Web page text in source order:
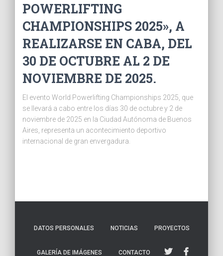
POWERLIFTING
CHAMPIONSHIPS 2025», A
REALIZARSE EN CABA, DEL
30 DE OCTUBRE AL 2 DE
NOVIEMBRE DE 2025.
El evento World Powerlifting Championships 2025, que
se llevará a cabo entre los días 30 de octubre y 2 de
noviembre de 2025 en la Ciudad Autónoma de Buenos
Aires, representa un acontecimiento deportivo
internacional de gran envergadura.
DATOS PERSONALES NOTICIAS PROYECTOS
GALERÍA DE IMÁGENES CONTACTO